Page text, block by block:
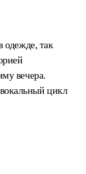
одежде, так
вечера.
цикл